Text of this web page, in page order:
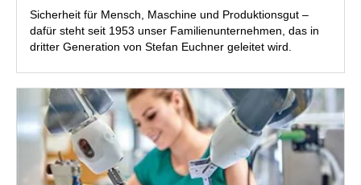
Sicherheit für Mensch, Maschine und Produktionsgut –
dafür steht seit 1953 unser Familienunternehmen, das in
dritter Generation von Stefan Euchner geleitet wird.